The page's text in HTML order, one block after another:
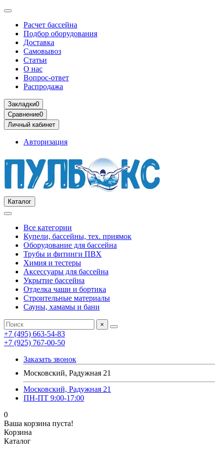
Расчет бассейна
Подбор оборудования
Доставка
Самовывоз
Статьи
О нас
Вопрос-ответ
Распродажа
Закладки0
Сравнение0
Личный кабинет
Авторизация
Каталог
Все категории
Купели, бассейны, тех. приямок
Оборудование для бассейна
Трубы и фитинги ПВХ
Химия и тестеры
Аксессуары для бассейна
Укрытие бассейна
Отделка чаши и бортика
Строительные материалы
Сауны, хамамы и бани
×
+7 (495) 663-54-83
+7 (925) 767-00-50
Заказать звонок
Московский, Радужная 21
Московский, Радужная 21
ПН-ПТ 9:00-17:00
0
Ваша корзина пуста!
Корзина
Каталог